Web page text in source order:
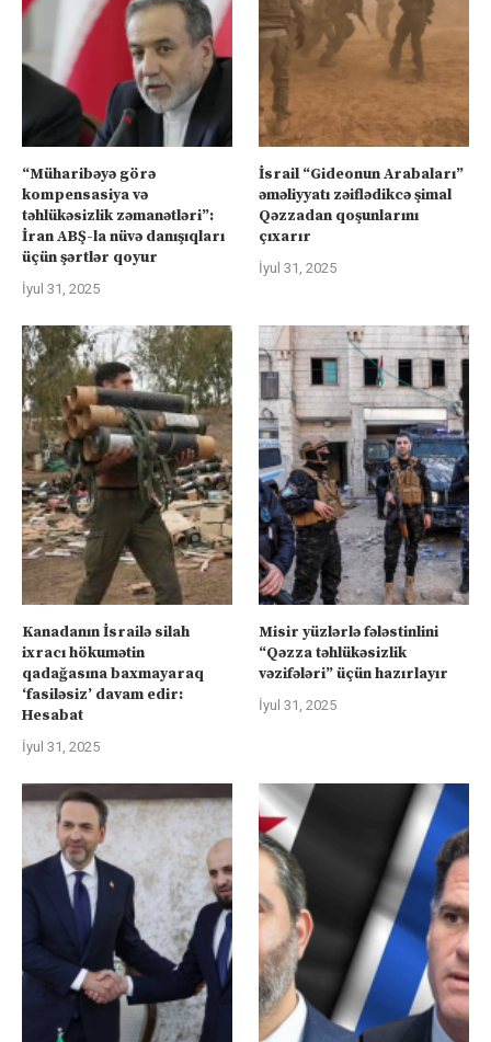
“Müharibəyə görə
kompensasiya və
təhlükəsizlik zəmanətləri”:
İran ABŞ-la nüvə danışıqları
üçün şərtlər qoyur
İyul 31, 2025
İsrail “Gideonun Arabaları”
əməliyyatı zəiflədikcə şimal
Qəzzadan qoşunlarını
çıxarır
İyul 31, 2025
Kanadanın İsrailə silah
ixracı hökumətin
qadağasına baxmayaraq
‘fasiləsiz’ davam edir:
Hesabat
İyul 31, 2025
Misir yüzlərlə fələstinlini
“Qəzza təhlükəsizlik
vəzifələri” üçün hazırlayır
İyul 31, 2025